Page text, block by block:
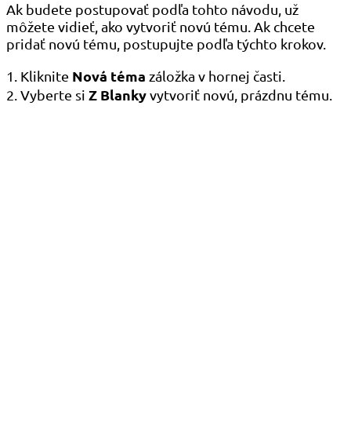
Ak budete postupovať podľa tohto návodu, už
môžete vidieť, ako vytvoriť novú tému. Ak chcete
pridať novú tému, postupujte podľa týchto krokov.
1. Kliknite Nová téma záložka v hornej časti.
2. Vyberte si Z Blankyvytvoriť novú, prázdnu tému.